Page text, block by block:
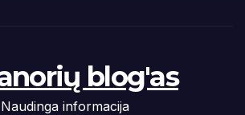
blog'as
Naudinga informacija